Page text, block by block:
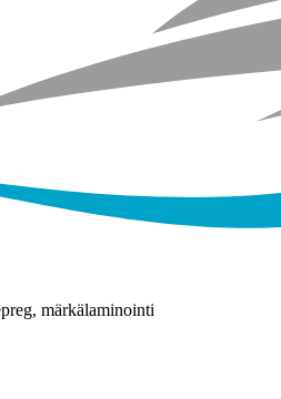
märkälaminointi